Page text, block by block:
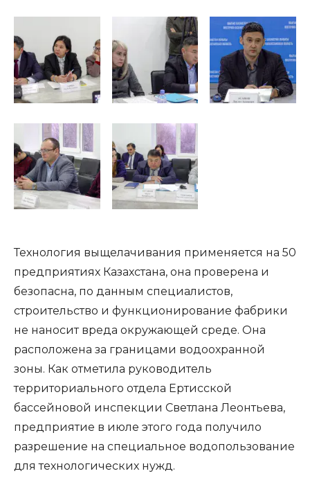
Технология выщелачивания применяется на 50
предприятиях Казахстана, она проверена и
безопасна, по данным специалистов,
строительство и функционирование фабрики
не наносит вреда окружающей среде. Она
расположена за границами водоохранной
зоны. Как отметила руководитель
территориального отдела Ертисской
бассейновой инспекции Светлана Леонтьева,
предприятие в июле этого года получило
разрешение на специальное водопользование
для технологических нужд.